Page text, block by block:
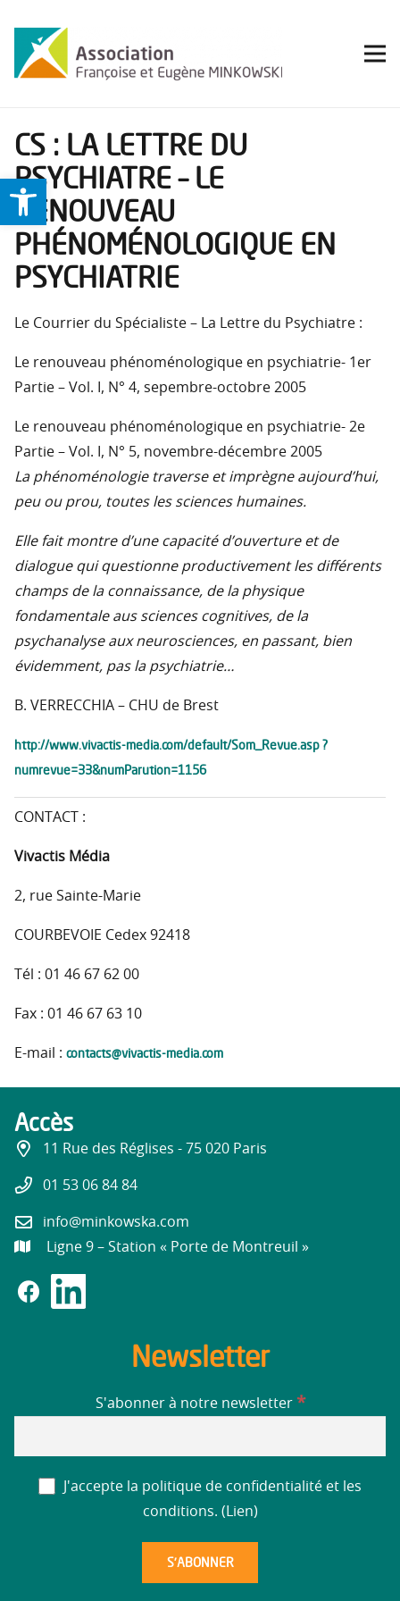
Ouvrir la barre d’outils
CS : LA LETTRE DU
PSYCHIATRE – LE
RENOUVEAU
PHÉNOMÉNOLOGIQUE EN
PSYCHIATRIE
Le Courrier du Spécialiste – La Lettre du Psychiatre :
Le renouveau phénoménologique en psychiatrie- 1er
Partie – Vol. I, N° 4, sepembre-octobre 2005
Le renouveau phénoménologique en psychiatrie- 2e
Partie – Vol. I, N° 5, novembre-décembre 2005
La phénoménologie traverse et imprègne aujourd’hui,
peu ou prou, toutes les sciences humaines.
Elle fait montre d’une capacité d’ouverture et de
dialogue qui questionne productivement les différents
champs de la connaissance, de la physique
fondamentale aus sciences cognitives, de la
psychanalyse aux neurosciences, en passant, bien
évidemment, pas la psychiatrie…
B. VERRECCHIA – CHU de Brest
http://www.vivactis-media.com/default/Som_Revue.asp ?
numrevue=33&numParution=1156
CONTACT :
Vivactis Média
2, rue Sainte-Marie
COURBEVOIE Cedex 92418
Tél : 01 46 67 62 00
Fax : 01 46 67 63 10
E-mail : contacts@vivactis-media.com
Accès
11 Rue des Réglises - 75 020 Paris
01 53 06 84 84
info@minkowska.com
Ligne 9 – Station « Porte de Montreuil »
Newsletter
S'abonner à notre newsletter *
J'accepte la politique de confidentialité et les
conditions. ( Lien)